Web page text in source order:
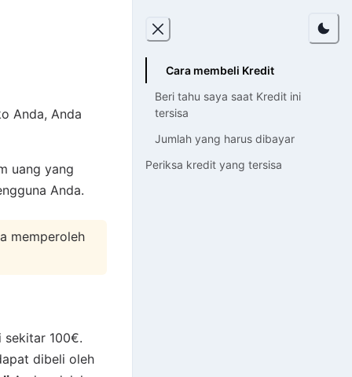
Anda, Anda
uang yang
Anda.
memperoleh
100€.
dibeli oleh
Cara membeli Kredit
Beri tahu saya saat Kredit ini
tersisa
Jumlah yang harus dibayar
Periksa kredit yang tersisa